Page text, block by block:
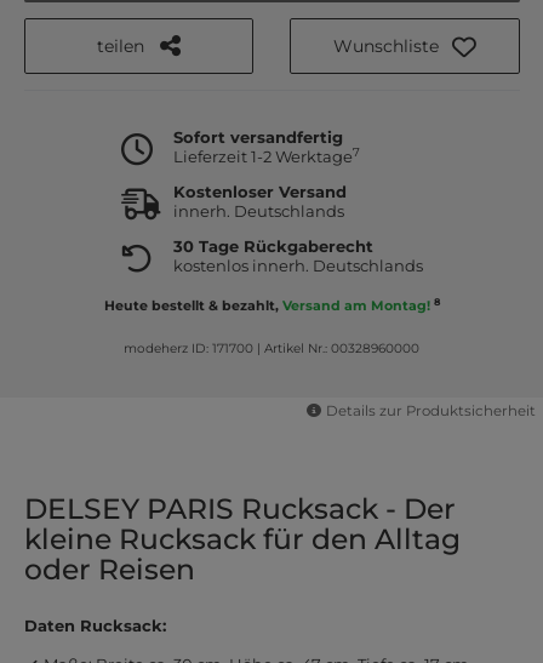
teilen Wunschliste
Sofort versandfertig
Lieferzeit 1-2 Werktage7
Kostenloser Versand
innerh. Deutschlands
30 Tage Rückgaberecht
kostenlos innerh. Deutschlands
Heute bestellt & bezahlt, Versand am Montag! 8
modeherz ID: 171700 | Artikel Nr.: 00328960000
Details zur Produktsicherheit
DELSEY PARIS Rucksack - Der
kleine Rucksack für den Alltag
oder Reisen
Daten Rucksack: